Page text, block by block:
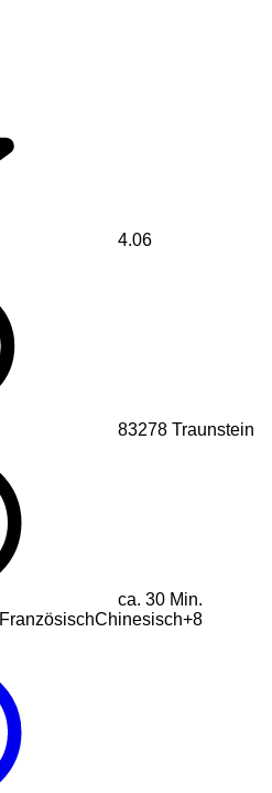
4.06
83278 Traunstein
ca. 30 Min.
FranzösischChinesisch+8